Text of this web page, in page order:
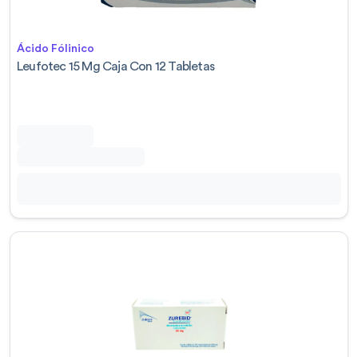
Ácido Fólinico
Leufotec 15 Mg Caja Con 12 Tabletas